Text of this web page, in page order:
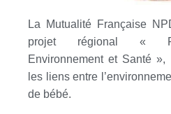
La Mutualité Française
projet régional «
Environnement et Santé
les liens entre
de bébé.